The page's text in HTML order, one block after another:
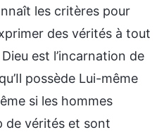
les critères pour
des vérités à tout
est l’incarnation de
possède Lui-même
si les hommes
de vérités et sont